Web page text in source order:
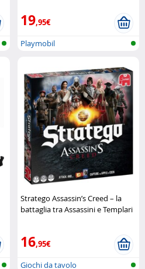
19,95€
Playmobil
Stratego Assassin’s Creed – la
battaglia tra Assassini e Templari
16,95€
Giochi da tavolo